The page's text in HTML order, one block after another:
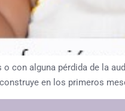
con alguna pérdida de la
en los primeros